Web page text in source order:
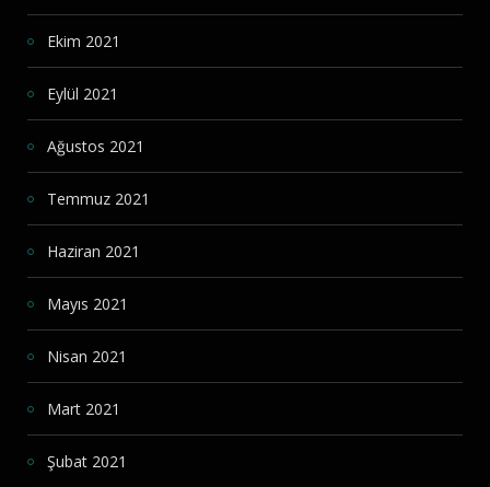
Ekim 2021
Eylül 2021
Ağustos 2021
Temmuz 2021
Haziran 2021
Mayıs 2021
Nisan 2021
Mart 2021
Şubat 2021